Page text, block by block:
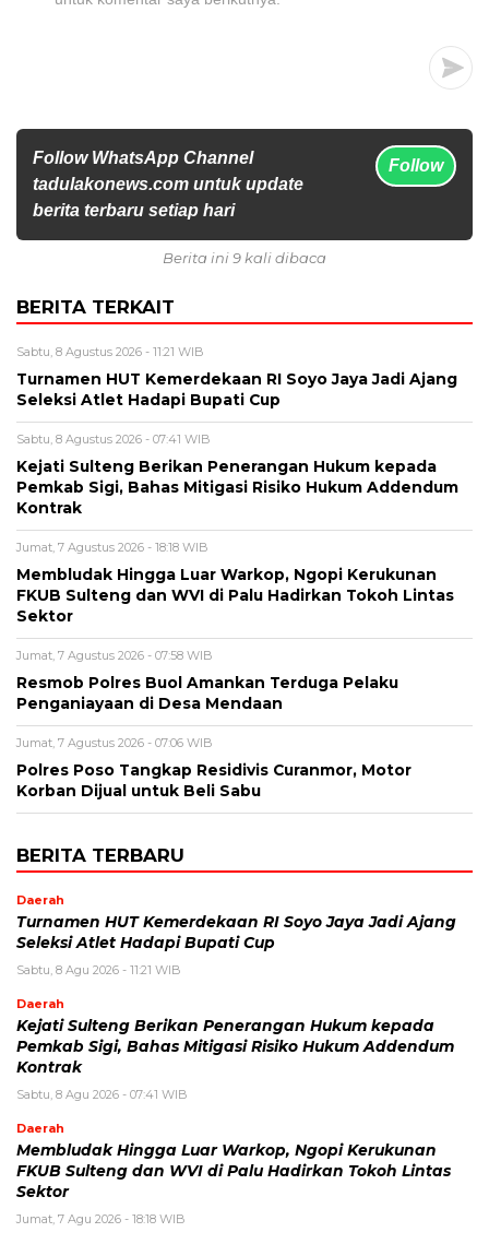
Follow WhatsApp Channel
tadulakonews.com untuk update
berita terbaru setiap hari
Follow
Berita ini 9 kali dibaca
BERITA TERKAIT
Sabtu, 8 Agustus 2026 - 11:21 WIB
Turnamen HUT Kemerdekaan RI Soyo Jaya Jadi Ajang
Seleksi Atlet Hadapi Bupati Cup
Sabtu, 8 Agustus 2026 - 07:41 WIB
Kejati Sulteng Berikan Penerangan Hukum kepada
Pemkab Sigi, Bahas Mitigasi Risiko Hukum Addendum
Kontrak
Jumat, 7 Agustus 2026 - 18:18 WIB
Membludak Hingga Luar Warkop, Ngopi Kerukunan
FKUB Sulteng dan WVI di Palu Hadirkan Tokoh Lintas
Sektor
Jumat, 7 Agustus 2026 - 07:58 WIB
Resmob Polres Buol Amankan Terduga Pelaku
Penganiayaan di Desa Mendaan
Jumat, 7 Agustus 2026 - 07:06 WIB
Polres Poso Tangkap Residivis Curanmor, Motor
Korban Dijual untuk Beli Sabu
BERITA TERBARU
Daerah
Turnamen HUT Kemerdekaan RI Soyo Jaya Jadi Ajang
Seleksi Atlet Hadapi Bupati Cup
Sabtu, 8 Agu 2026 - 11:21 WIB
Daerah
Kejati Sulteng Berikan Penerangan Hukum kepada
Pemkab Sigi, Bahas Mitigasi Risiko Hukum Addendum
Kontrak
Sabtu, 8 Agu 2026 - 07:41 WIB
Daerah
Membludak Hingga Luar Warkop, Ngopi Kerukunan
FKUB Sulteng dan WVI di Palu Hadirkan Tokoh Lintas
Sektor
Jumat, 7 Agu 2026 - 18:18 WIB